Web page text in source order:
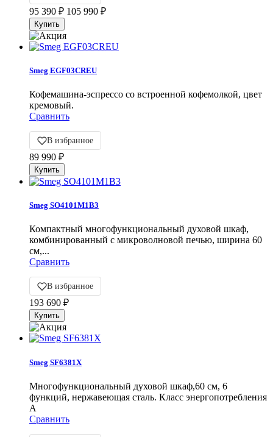
95 390 ₽ 105 990 ₽
Smeg EGF03CREU
Кофемашина-эспрессо со встроенной кофемолкой, цвет
кремовый.
Сравнить
В избранное
89 990 ₽
Smeg SO4101M1B3
Компактный многофункциональный духовой шкаф,
комбинированный с микроволновой печью, ширина 60
см,...
Сравнить
В избранное
193 690 ₽
Smeg SF6381X
Многофункциональный духовой шкаф,60 см, 6
функций, нержавеющая сталь. Класс энергопотребления
А
Сравнить